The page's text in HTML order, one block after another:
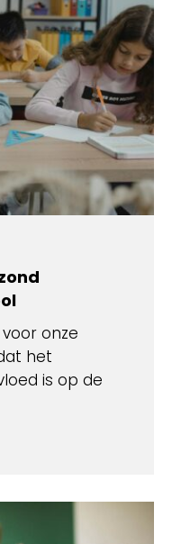
onze
het
is op de